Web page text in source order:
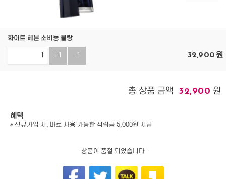
화이트 헤븐 소비뇽 블랑
+1 -1 32,900원
총 상품 금액 32,900 원
혜택
* 신규가입 시, 바로 사용 가능한 적립금 5,000원 지급
- 상품이 품절 되었습니다 -